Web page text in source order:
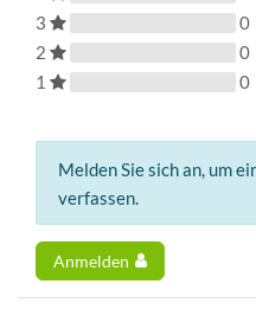
3
0
2
0
1
0
Melden Sie sich an, um
verfassen.
Anmelden